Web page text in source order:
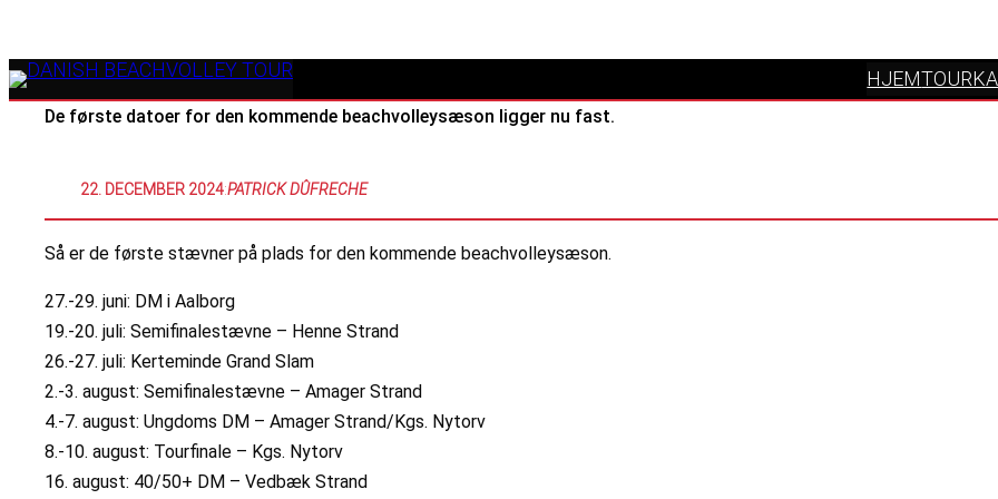
HJEM
De første datoer for den kommende beachvolleysæson ligger nu fast.
22. DECEMBER 2024:PATRICK DÛFRECHE
Så er de første stævner på plads for den kommende beachvolleysæson.
27.-29. juni: DM i Aalborg
19.-20. juli: Semifinalestævne – Henne Strand
26.-27. juli: Kerteminde Grand Slam
2.-3. august: Semifinalestævne – Amager Strand
4.-7. august: Ungdoms DM – Amager Strand/Kgs. Nytorv
8.-10. august: Tourfinale – Kgs. Nytorv
16. august: 40/50+ DM – Vedbæk Strand